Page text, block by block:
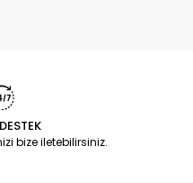
bize iletebilirsiniz.